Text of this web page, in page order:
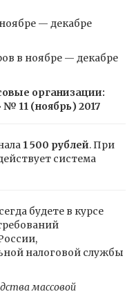
— декабре
в ноябре — декабре
организации:
11 (ноябрь) 2017
1 500 рублей. При
система
будете в курсе
налоговой службы
массовой